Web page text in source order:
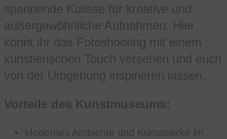
spannende Kulisse für kreative und
außergewöhnliche Aufnahmen. Hier
könnt ihr das Fotoshooting mit einem
künstlerischen Touch versehen und euch
von der Umgebung inspirieren lassen.
Vorteile des Kunstmuseums:
Modernes Ambiente und Kunstwerke im